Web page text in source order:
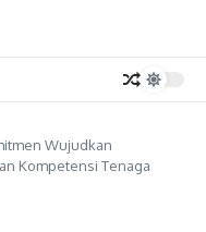
Wujudkan
Kompetensi Tenaga